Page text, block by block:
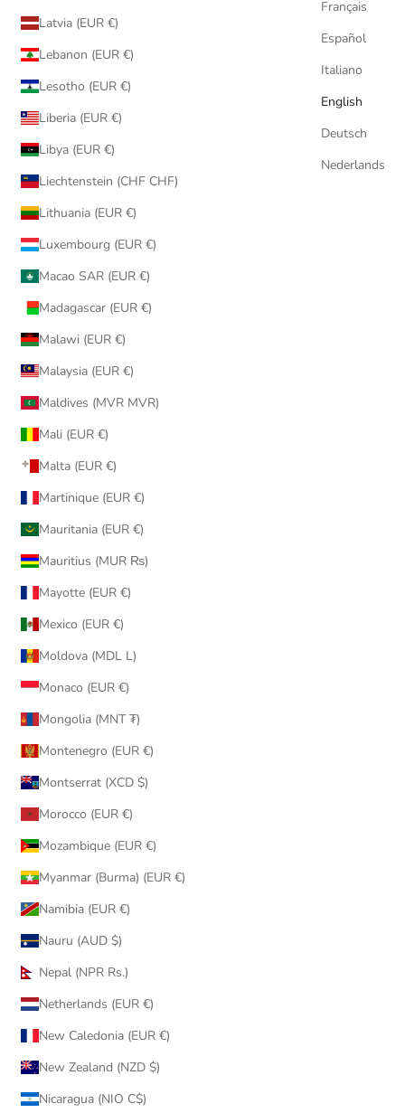
Latvia (EUR €)
Lebanon (EUR €)
Lesotho (EUR €)
Liberia (EUR €)
Libya (EUR €)
Liechtenstein (CHF CHF)
Lithuania (EUR €)
Luxembourg (EUR €)
Macao SAR (EUR €)
Madagascar (EUR €)
Malawi (EUR €)
Malaysia (EUR €)
Maldives (MVR MVR)
Mali (EUR €)
Malta (EUR €)
Martinique (EUR €)
Mauritania (EUR €)
Mauritius (MUR ₨)
Mayotte (EUR €)
Mexico (EUR €)
Moldova (MDL L)
Monaco (EUR €)
Mongolia (MNT ₮)
Montenegro (EUR €)
Montserrat (XCD $)
Morocco (EUR €)
Mozambique (EUR €)
Myanmar (Burma) (EUR €)
Namibia (EUR €)
Nauru (AUD $)
Nepal (NPR Rs.)
Netherlands (EUR €)
New Caledonia (EUR €)
New Zealand (NZD $)
Nicaragua (NIO C$)
Français
Español
Italiano
English
Deutsch
Nederlands